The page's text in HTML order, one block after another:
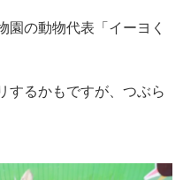
園の動物代表「イーヨく
するかもですが、つぶら